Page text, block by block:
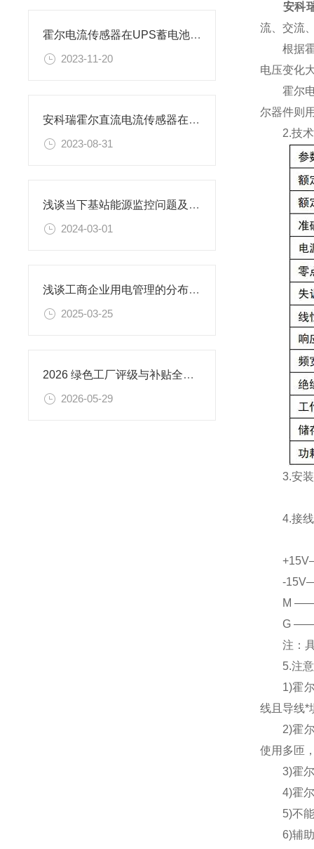
霍尔电流传感器在UPS蓄电池浮充电流远程监测方案的应用
2023-11-20
安科瑞霍尔直流电流传感器在直流配电改造的应用
2023-08-31
浅谈当下基站能源监控问题及基站用电信息采集管理云平台
2024-03-01
浅谈工商企业用电管理的分布式储能设计
2025-03-25
2026 绿色工厂评级与补贴全汇总（企业必存）
2026-05-29
安科
流、交流
根据霍
电压变化
霍尔电
尔器件则
2.技术
3.安装
4.接线
-15V——
M ——
G ——
注：具
5.注意
1)霍尔
线且导线*
2)霍尔
使用多匝
3)霍尔
4)霍尔
5)不能
6)辅助